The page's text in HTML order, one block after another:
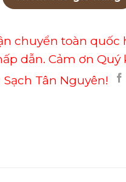
chuyển toàn quốc
dẫn. Cảm ơn
Tân Nguyên!